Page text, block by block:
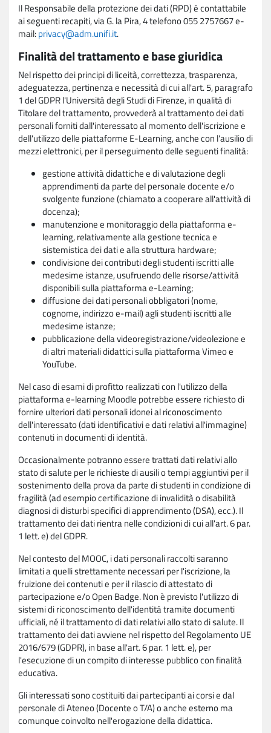
Il Responsabile della protezione dei dati (RPD) è contattabile
ai seguenti recapiti, via G. la Pira, 4 telefono 055 2757667 e-
mail:privacy@adm.unifi.it.
Finalità del trattamento e base giuridica
Nel rispetto dei principi di liceità, correttezza, trasparenza,
adeguatezza, pertinenza e necessità di cui all'art. 5, paragrafo
1 del GDPR l'Università degli Studi di Firenze, in qualità di
Titolare del trattamento, provvederà al trattamento dei dati
personali forniti dall'interessato al momento dell'iscrizione e
dell'utilizzo delle piattaforme E-Learning, anche con l'ausilio di
mezzi elettronici, per il perseguimento delle seguenti finalità:
gestione attività didattiche e di valutazione degli
apprendimenti da parte del personale docente e/o
svolgente funzione (chiamato a cooperare all'attività di
docenza);
manutenzione e monitoraggio della piattaforma e-
learning, relativamente alla gestione tecnica e
sistemistica dei dati e alla struttura hardware;
condivisione dei contributi degli studenti iscritti alle
medesime istanze, usufruendo delle risorse/attività
disponibili sulla piattaforma e-Learning;
diffusione dei dati personali obbligatori (nome,
cognome, indirizzo e-mail) agli studenti iscritti alle
medesime istanze;
pubblicazione della videoregistrazione/videolezione e
di altri materiali didattici sulla piattaforma Vimeo e
YouTube.
Nel caso di esami di profitto realizzati con l'utilizzo della
piattaforma e-learning Moodle potrebbe essere richiesto di
fornire ulteriori dati personali idonei al riconoscimento
dell'interessato (dati identificativi e dati relativi all'immagine)
contenuti in documenti di identità.
Occasionalmente potranno essere trattati dati relativi allo
stato di salute per le richieste di ausili o tempi aggiuntivi per il
sostenimento della prova da parte di studenti in condizione di
fragilità (ad esempio certificazione di invalidità o disabilità
diagnosi di disturbi specifici di apprendimento (DSA), ecc.). Il
trattamento dei dati rientra nelle condizioni di cui all'art. 6 par.
1 lett. e) del GDPR.
Nel contesto del MOOC, i dati personali raccolti saranno
limitati a quelli strettamente necessari per l'iscrizione, la
fruizione dei contenuti e per il rilascio di attestato di
partecipazione e/o Open Badge. Non è previsto l'utilizzo di
sistemi di riconoscimento dell'identità tramite documenti
ufficiali, né il trattamento di dati relativi allo stato di salute. Il
trattamento dei dati avviene nel rispetto del Regolamento UE
2016/679 (GDPR), in base all'art. 6 par. 1 lett. e), per
l'esecuzione di un compito di interesse pubblico con finalità
educativa.
Gli interessati sono costituiti dai partecipanti ai corsi e dal
personale di Ateneo (Docente o T/A) o anche esterno ma
comunque coinvolto nell'erogazione della didattica.